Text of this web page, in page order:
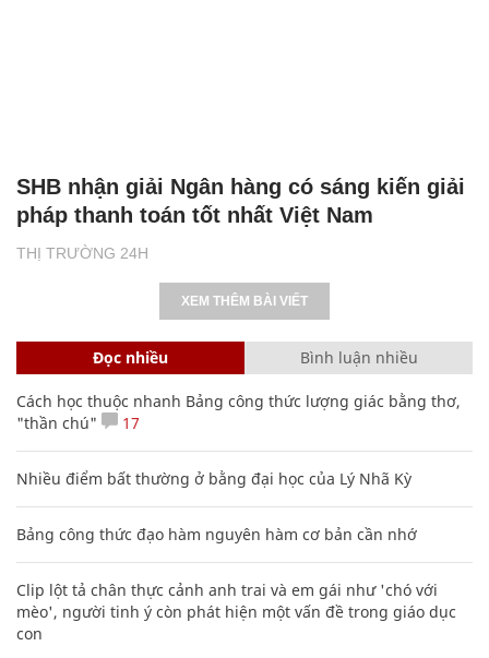
THỊ TRƯỜNG 24H
SHB nhận giải Ngân hàng có sáng kiến giải
pháp thanh toán tốt nhất Việt Nam
XEM THÊM BÀI VIẾT
Đọc nhiều Bình luận nhiều
Cách học thuộc nhanh Bảng công thức lượng giác bằng thơ,
"thần chú"
17
Nhiều điểm bất thường ở bằng đại học của Lý Nhã Kỳ
Bảng công thức đạo hàm nguyên hàm cơ bản cần nhớ
Clip lột tả chân thực cảnh anh trai và em gái như 'chó với
mèo', người tinh ý còn phát hiện một vấn đề trong giáo dục
con